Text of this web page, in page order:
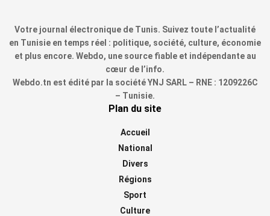
Votre journal électronique de Tunis. Suivez toute l’actualité
en Tunisie en temps réel : politique, société, culture, économie
et plus encore. Webdo, une source fiable et indépendante au
cœur de l’info.
Webdo.tn est édité par la société YNJ SARL – RNE : 1209226C
– Tunisie.
Plan du site
Accueil
National
Divers
Régions
Sport
Culture